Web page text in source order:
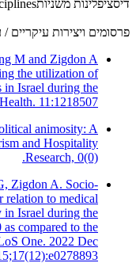
דיסציפלינות משניות
פרסומים ויצירות עיקריים /
M and Zigdon A
the utilization of
in Israel during the
11:1218507.
animosity: A
and Hospitality
Research, 0(0).
Zigdon A. Socio-
relation to medical
in Israel during the
compared to the
One. 2022 Dec